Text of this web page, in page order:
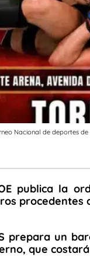
Nacional de deportes
publica la
procedentes
prepara un
que